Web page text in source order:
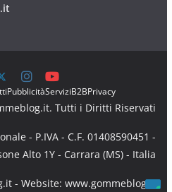
PubblicitàServiziB2BPrivacy
Tutti i Diritti Riservati
- P.IVA - C.F. 01408590451 -
Alto 1Y - Carrara (MS) - Italia
- Website: www.gommeblog.it